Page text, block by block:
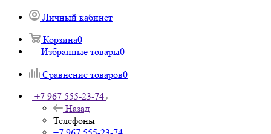
Личный кабинет
Корзина0
Избранные товары0
Сравнение товаров0
+7 967 555-23-74
Назад
Телефоны